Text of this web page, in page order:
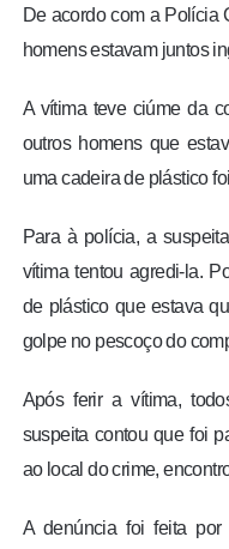
FOTOS
De acordo com a Polícia
homens estavam juntos
A vítima teve ciúme da
outros homens que
uma cadeira de plástico
Para à polícia, a
vítima tentou agredi-la.
de plástico que estava
golpe no pescoço do
Após ferir a vítima,
suspeita contou que foi
ao local do crime,
A denúncia foi feita